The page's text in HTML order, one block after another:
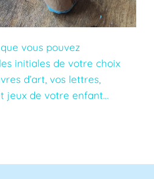
que vous pouvez
initiales de votre choix
d’art, vos lettres,
jeux de votre enfant…